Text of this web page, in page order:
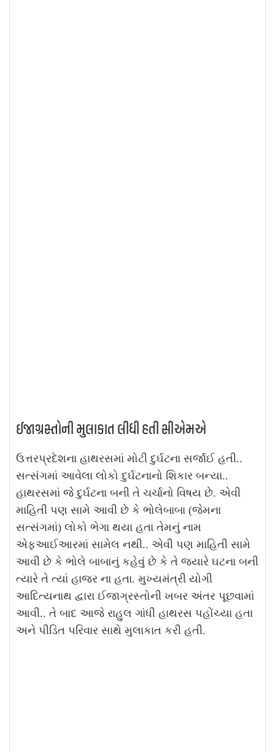
ઈજાગ્રસ્તોની મુલાકાત લીધી હતી સીએમએ
ઉત્તરપ્રદેશના હાથરસમાં મોટી દુર્ઘટના સર્જાઈ હતી..
સત્સંગમાં આવેલા લોકો દુર્ઘટનાનો શિકાર બન્યા..
હાથરસમાં જે દુર્ઘટના બની તે ચર્ચાનો વિષય છે. એવી
માહિતી પણ સામે આવી છે કે ભોલેબાબા (જેમના
સત્સંગમાં) લોકો ભેગા થયા હતા તેમનું નામ
એફઆઈઆરમાં સામેલ નથી.. એવી પણ માહિતી સામે
આવી છે કે ભોલે બાબાનું કહેવું છે કે તે જ્યારે ઘટના બની
ત્યારે તે ત્યાં હાજર ના હતા. મુખ્યમંત્રી યોગી
આદિત્યનાથ દ્વારા ઈજાગ્રસ્તોની ખબર અંતર પૂછવામાં
આવી.. તે બાદ આજે રાહુલ ગાંધી હાથરસ પહોંચ્યા હતા
અને પીડિત પરિવાર સાથે મુલાકાત કરી હતી.